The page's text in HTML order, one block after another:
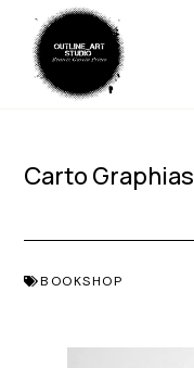
Carto Graphias
BOOKSHOP